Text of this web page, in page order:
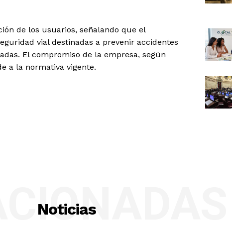
de los usuarios, señalando que el
vial destinadas a prevenir accidentes
El compromiso de la empresa, según
a la normativa vigente.
Noticias